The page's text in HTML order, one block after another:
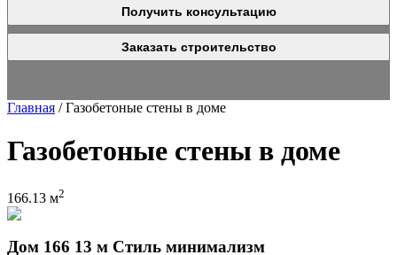
Получить консультацию
Заказать строительство
Главная /Газобетоные стены в доме
Газобетоные стены в доме
166.13 м2
Дом 166 13 м Стиль минимализм